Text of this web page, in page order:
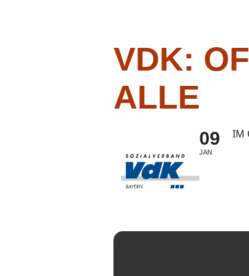
VDK:
ALLE
09
JAN
IM